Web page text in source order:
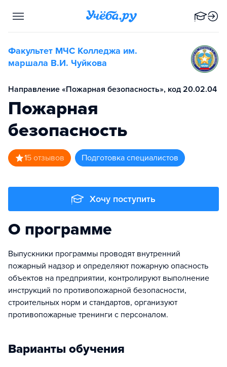
Факультет МЧС Колледжа им.
маршала В.И. Чуйкова
Направление «Пожарная безопасность», код 20.02.04
Пожарная
безопасность
15 отзывов подготовка специалистов
Хочу поступить
О программе
Выпускники программы проводят внутренний
пожарный надзор и определяют пожарную опасность
объектов на предприятии, контролируют выполнение
инструкций по противопожарной безопасности,
строительных норм и стандартов, организуют
противопожарные тренинги с персоналом.
Варианты обучения